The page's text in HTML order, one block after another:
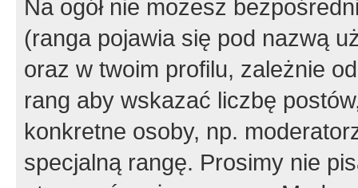
Na ogół nie możesz
(ranga pojawia się pod nazwą
oraz w twoim profilu, zależnie
rang aby wskazać liczbę
konkretne osoby, np.
specjalną rangę. Prosimy nie